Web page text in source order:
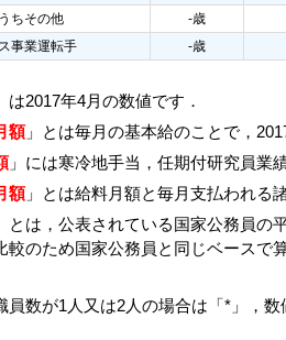
うちその他
-歳
事業運転手
-歳
は2017年4月の数値です．
額」とは毎月の基本給のことで，
」には寒冷地手当，任期付研究員業
額」とは給料月額と毎月支払われる
とは，公表されている国家公務員の
較のため国家公務員と同じベースで
員数が1人又は2人の場合は「*」，